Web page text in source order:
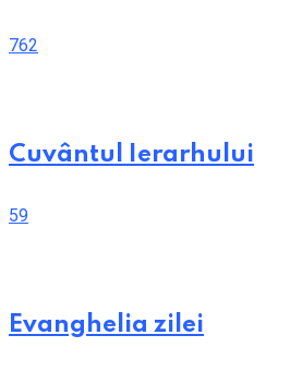
762
Cuvântul Ierarhului
59
Evanghelia zilei